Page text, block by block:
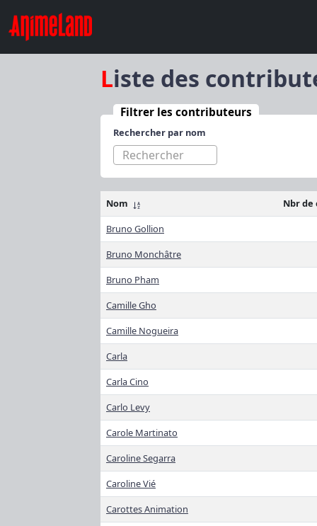
Liste des
Filtrer les contributeurs
Rechercher par nom
Nom
Nbr
Bruno Gollion
Bruno Monchâtre
Bruno Pham
Camille Gho
Camille Nogueira
Carla
Carla Cino
Carlo Levy
Carole Martinato
Caroline Segarra
Caroline Vié
Carottes Animation